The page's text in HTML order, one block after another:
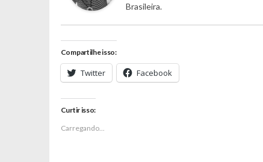
Brasileira.
Compartilhe isso:
Twitter Facebook
Curtir isso:
Carregando...